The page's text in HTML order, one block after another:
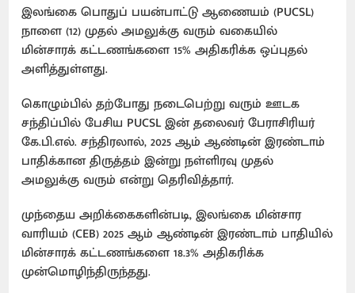
இலங்கை பொதுப் பயன்பாட்டு ஆணையம் (PUCSL)
நாளை (12) முதல் அமலுக்கு வரும் வகையில்
மின்சாரக் கட்டணங்களை 15% அதிகரிக்க ஒப்புதல்
அளித்துள்ளது.
கொழும்பில் தற்போது நடைபெற்று வரும் ஊடக
சந்திப்பில் பேசிய PUCSL இன் தலைவர் பேராசிரியர்
கே.பி.எல். சந்திரலால், 2025 ஆம் ஆண்டின் இரண்டாம்
பாதிக்கான திருத்தம் இன்று நள்ளிரவு முதல்
அமலுக்கு வரும் என்று தெரிவித்தார்.
முந்தைய அறிக்கைகளின்படி, இலங்கை மின்சார
வாரியம் (CEB) 2025 ஆம் ஆண்டின் இரண்டாம் பாதியில்
மின்சாரக் கட்டணங்களை 18.3% அதிகரிக்க
முன்மொழிந்திருந்தது.